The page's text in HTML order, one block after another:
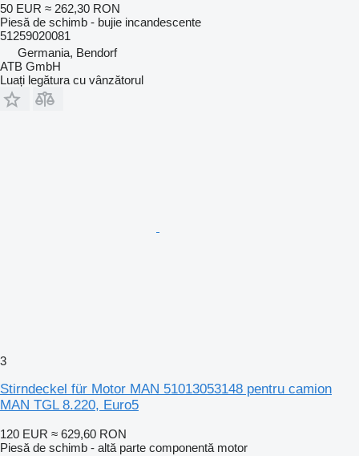
50 EUR ≈ 262,30 RON
Piesă de schimb - bujie incandescente
51259020081
Germania, Bendorf
ATB GmbH
Luați legătura cu vânzătorul
3
Stirndeckel für Motor MAN 51013053148 pentru camion
MAN TGL 8.220, Euro5
120 EUR ≈ 629,60 RON
Piesă de schimb - altă parte componentă motor